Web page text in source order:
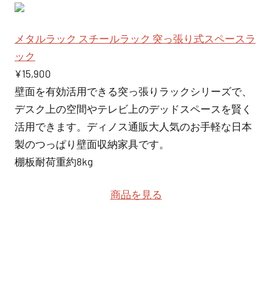
メタルラック スチールラック 突っ張り式スペースラ
ック
¥15,900
壁面を有効活用できる突っ張りラックシリーズで、
デスク上の空間やテレビ上のデッドスペースを賢く
活用できます。ディノス通販大人気のお手軽な日本
製のつっぱり壁面収納家具です。
棚板耐荷重約8kg
商品を見る